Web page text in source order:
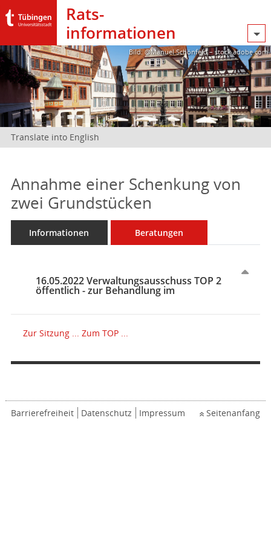
Rats­
informationen
Bild: @Manuel Schönfeld – stock.adobe.com
Translate into English
Annahme einer Schenkung von
zwei Grundstücken
Informationen Beratungen
16.05.2022 Verwaltungsausschuss TOP 2
öffentlich - zur Behandlung im
Zur Sitzung ... Zum TOP ...
Barrierefreiheit Datenschutz Impressum Seitenanfang